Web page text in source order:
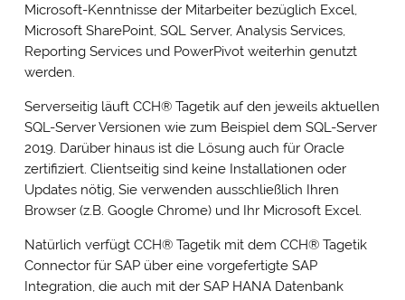
Microsoft-Kenntnisse der Mitarbeiter bezüglich Excel,
Microsoft SharePoint, SQL Server, Analysis Services,
Reporting Services und PowerPivot weiterhin genutzt
werden.
Serverseitig läuft CCH® Tagetik auf den jeweils aktuellen
SQL-Server Versionen wie zum Beispiel dem SQL-Server
2019. Darüber hinaus ist die Lösung auch für Oracle
zertifiziert. Clientseitig sind keine Installationen oder
Updates nötig, Sie verwenden ausschließlich Ihren
Browser (z.B. Google Chrome) und Ihr Microsoft Excel.
Natürlich verfügt CCH®Tagetik mit dem CCH®Tagetik
Connector für SAP über eine vorgefertigte SAP
Integration, die auch mit der SAP HANA Datenbank